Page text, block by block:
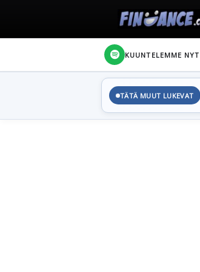
KUUNTELEMME NYT
TÄTÄ MUUT LUKEVAT